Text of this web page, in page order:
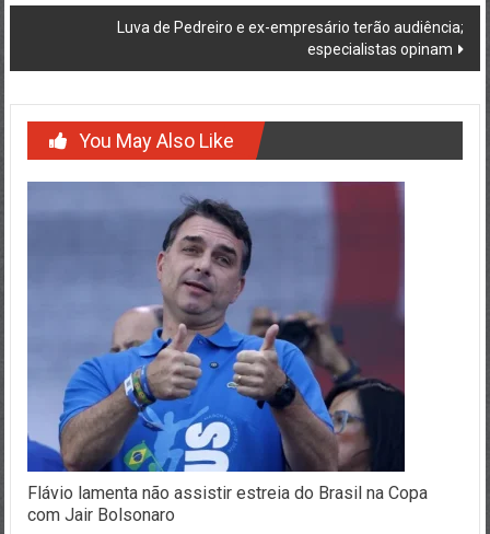
Luva de Pedreiro e ex-empresário terão audiência;
especialistas opinam
You May Also Like
Flávio lamenta não assistir estreia do Brasil na Copa
com Jair Bolsonaro